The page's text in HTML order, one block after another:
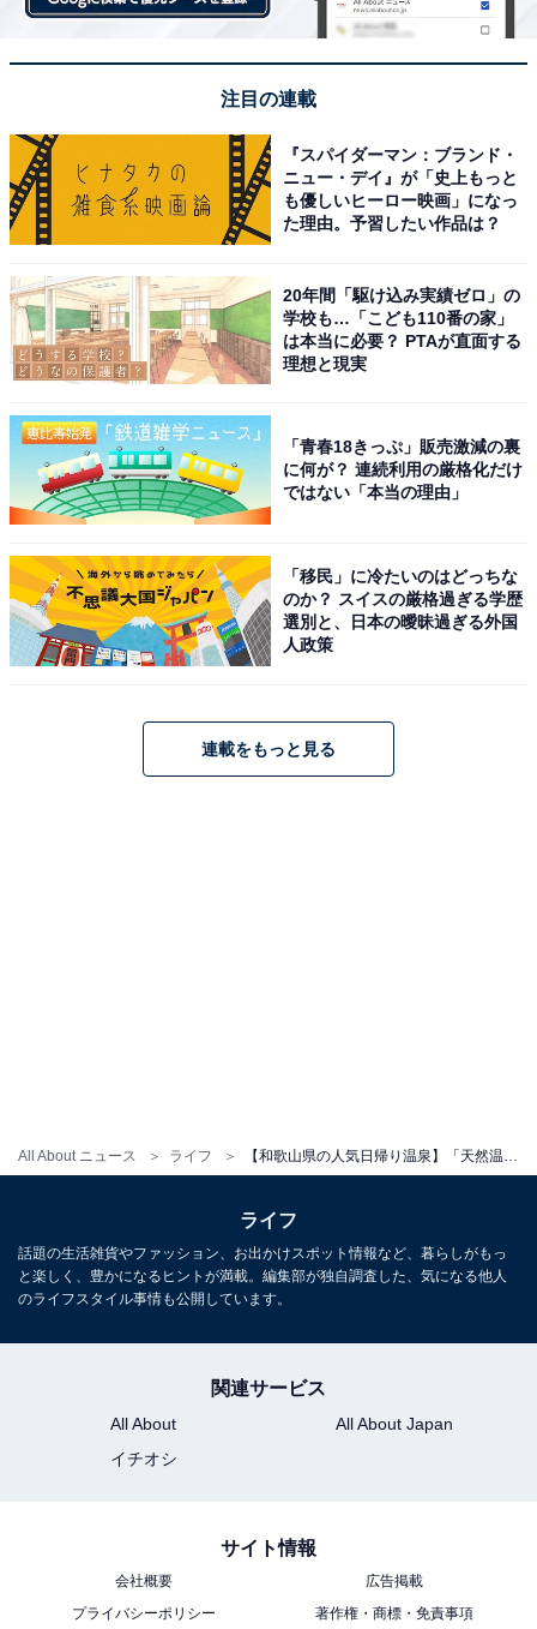
All About ニュース ライフ
アクセス・料金情報は？ 泊まれる？
所在地：和歌山県西牟婁郡白浜町2763
料金
年の老舗ながら、おしゃれな街並みに溶け込む
施設。週替わりの「暦風呂」でリラックス
注目の連載
『スパイダーマン：ブランド・
ニュー・デイ』が「史上もっと
も優しいヒーロー映画」になっ
た理由。予習したい作品は？
20年間「駆け込み実績ゼロ」の
学校も…「こども110番の家」
は本当に必要？ PTAが直面する
理想と現実
「青春18きっぷ」販売激減の裏
に何が？ 連続利用の厳格化だけ
ではない「本当の理由」
「移民」に冷たいのはどっちな
のか？ スイスの厳格過ぎる学歴
選別と、日本の曖昧過ぎる外国
人政策
連載をもっと見る
ライフ
話題の生活雑貨やファッション、お出かけスポット情報など、暮らしがもっ
と楽しく、豊かになるヒントが満載。編集部が独自調査した、気になる他人
のライフスタイル事情も公開しています。
関連サービス
All About
All About Japan
イチオシ
サイト情報
会社概要
広告掲載
プライバシーポリシー
著作権・商標・免責事項